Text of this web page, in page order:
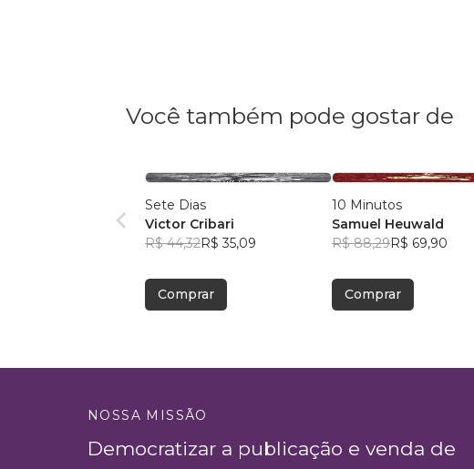
Você também pode gostar de
Sete Dias
Victor Cribari
R$ 44,32R$ 35,09
Comprar
10 Minutos
Samuel Heuwald
R$ 88,29R$ 69,90
Comprar
NOSSA MISSÃO
Democratizar a publicação e venda de